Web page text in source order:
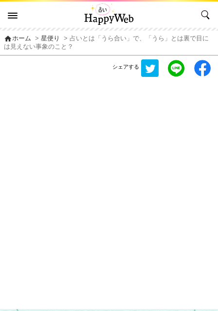
homeホーム >星便り
> 占いとは「うら合い」で、「うら」とは裏で目に
は見えない事象のこと？
シェアする